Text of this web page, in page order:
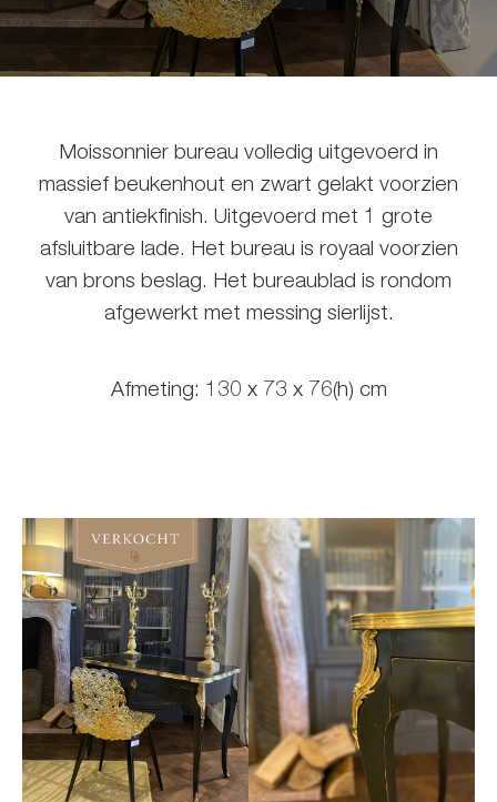
Moissonnier bureau volledig uitgevoerd in
massief beukenhout en zwart gelakt voorzien
van antiekfinish. Uitgevoerd met 1 grote
afsluitbare lade. Het bureau is royaal voorzien
van brons beslag. Het bureaublad is rondom
afgewerkt met messing sierlijst.
Afmeting: 130 x 73 x 76(h) cm